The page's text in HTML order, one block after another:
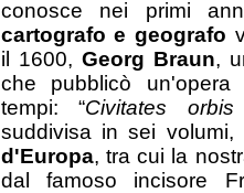
conosce nei primi
cartografo e geografo
il 1600, Georg Braun,
che pubblicò un'opera
tempi: “Civitates orbis
suddivisa in sei
d'Europa, tra cui la
dal famoso incisore